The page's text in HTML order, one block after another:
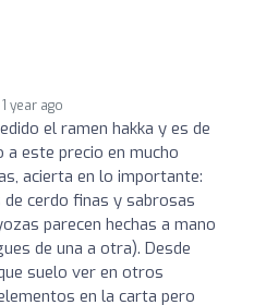
1 year ago
el ramen hakka y es de
este precio en mucho
acierta en lo importante:
cerdo finas y sabrosas
parecen hechas a mano
de una a otra). Desde
suelo ver en otros
en la carta pero